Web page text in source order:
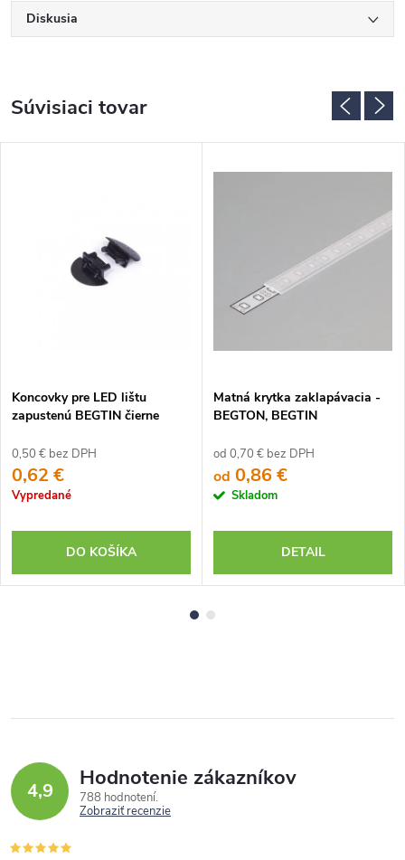
Diskusia
Súvisiaci tovar
Koncovky pre LED lištu
zapustenú BEGTIN čierne
0,50 € bez DPH
0,62 €
Vypredané
DO KOŠÍKA
Matná krytka zaklapávacia -
BEGTON, BEGTIN
od 0,70 € bez DPH
od 0,86 €
Skladom
DETAIL
4,9 Hodnotenie zákazníkov
788 hodnotení
Zobraziť recenzie